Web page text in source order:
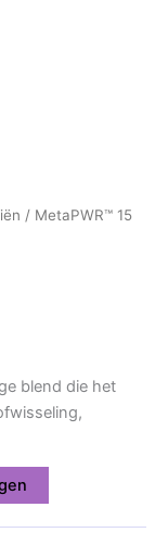
/ MetaPWR™ 15
blend die het